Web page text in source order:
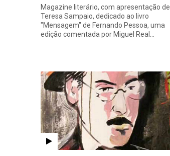
Magazine literário, com apresentação de
Teresa Sampaio, dedicado ao livro
"Mensagem" de Fernando Pessoa, uma
edição comentada por Miguel Real…